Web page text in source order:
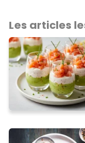
Les articles